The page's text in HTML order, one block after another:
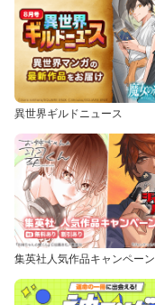
異世界ギルドニュース
集英社人気作品キャンペーン